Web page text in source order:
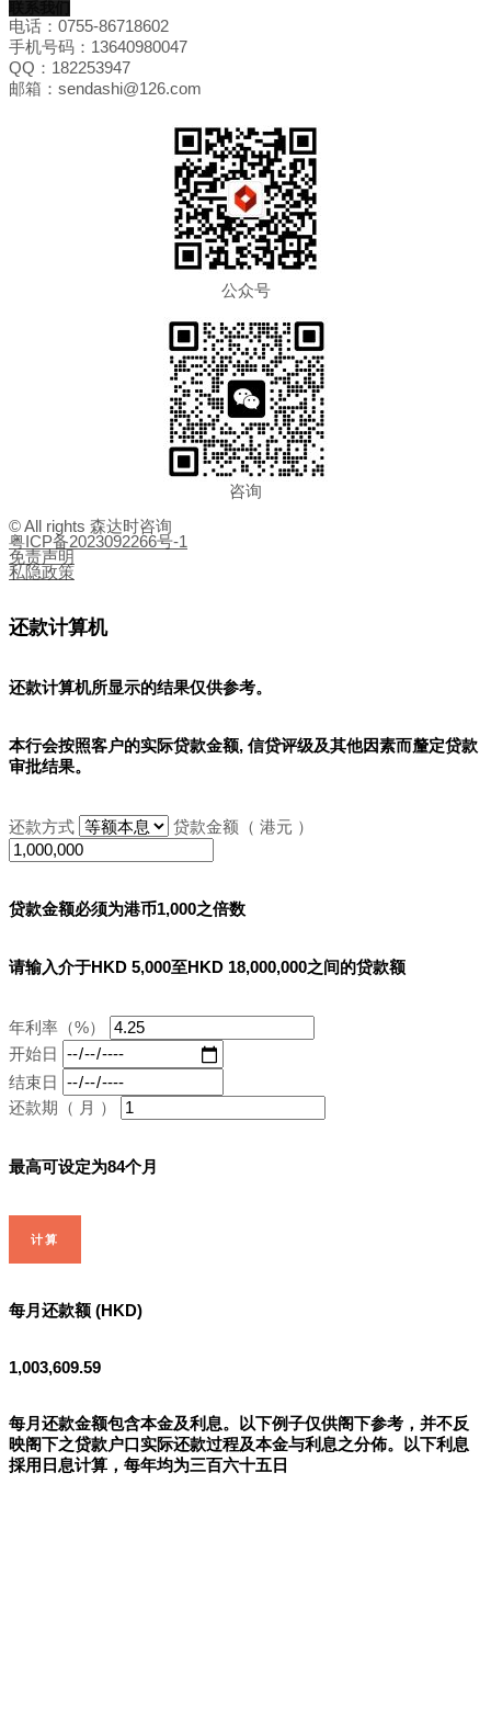
电话：0755-86718602
手机号码：13640980047
QQ：182253947
邮箱：sendashi@126.com
公众号
咨询
© All rights 森达时咨询
粤ICP备2023092266号-1
免责声明
私隐政策
还款计算机
还款计算机所显示的结果仅供参考。
本行会按照客户的实际贷款金额, 信贷评级及其他因素而釐定贷款
审批结果。
还款方式 贷款金额（ 港元 ）
贷款金额必须为港币1,000之倍数
请输入介于HKD 5,000至HKD 18,000,000之间的贷款额
年利率（%）
开始日
结束日
还款期（ 月 ）
最高可设定为84个月
计算
每月还款额 (HKD)
1,003,609.59
每月还款金额包含本金及利息。以下例子仅供阁下参考，并不反
映阁下之贷款户口实际还款过程及本金与利息之分佈。以下利息
採用日息计算，每年均为三百六十五日